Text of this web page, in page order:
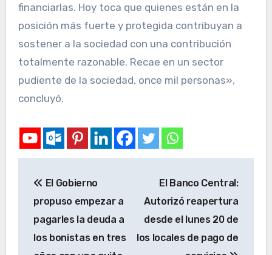
financiarlas. Hoy toca que quienes están en la
posición más fuerte y protegida contribuyan a
sostener a la sociedad con una contribución
totalmente razonable. Recae en un sector
pudiente de la sociedad, once mil personas»,
concluyó.
El Gobierno
propuso empezar a
pagarles la deuda a
los bonistas en tres
El Banco Central:
Autorizó reapertura
desde el lunes 20 de
los locales de pago de